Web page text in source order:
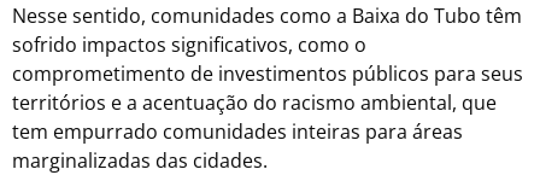
Nesse sentido, comunidades como a Baixa do Tubo têm
sofrido impactos significativos, como o
comprometimento de investimentos públicos para seus
territórios e a acentuação do racismo ambiental, que
tem empurrado comunidades inteiras para áreas
marginalizadas das cidades.